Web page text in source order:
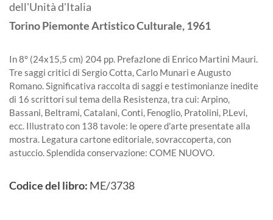
dell'Unità d'Italia
TorinoPiemonte Artistico Culturale,1961
In 8° (24x15,5 cm) 204 pp. PrefazIone di Enrico Martini Mauri.
Tre saggi critici di Sergio Cotta, Carlo Munari e Augusto
Romano. Significativa raccolta di saggi e testimonianze inedite
di 16 scrittori sul tema della Resistenza, tra cui: Arpino,
Bassani, Beltrami, Catalani, Conti, Fenoglio, Pratolini, P.Levi,
ecc. Illustrato con 138 tavole: le opere d'arte presentate alla
mostra. Legatura cartone editoriale, sovraccoperta, con
astuccio. Splendida conservazione: COME NUOVO.
Codice del libro: ME/3738